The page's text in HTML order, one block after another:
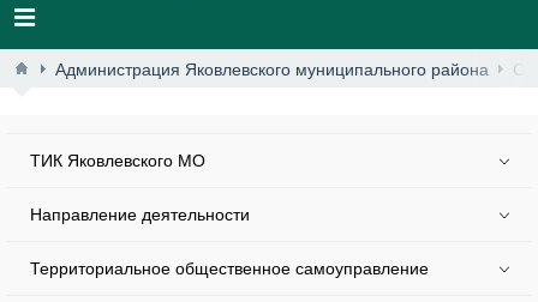
Администрация Яковлевского муниципального района
ТИК Яковлевского МО
Направление деятельности
Территориальное общественное самоуправление